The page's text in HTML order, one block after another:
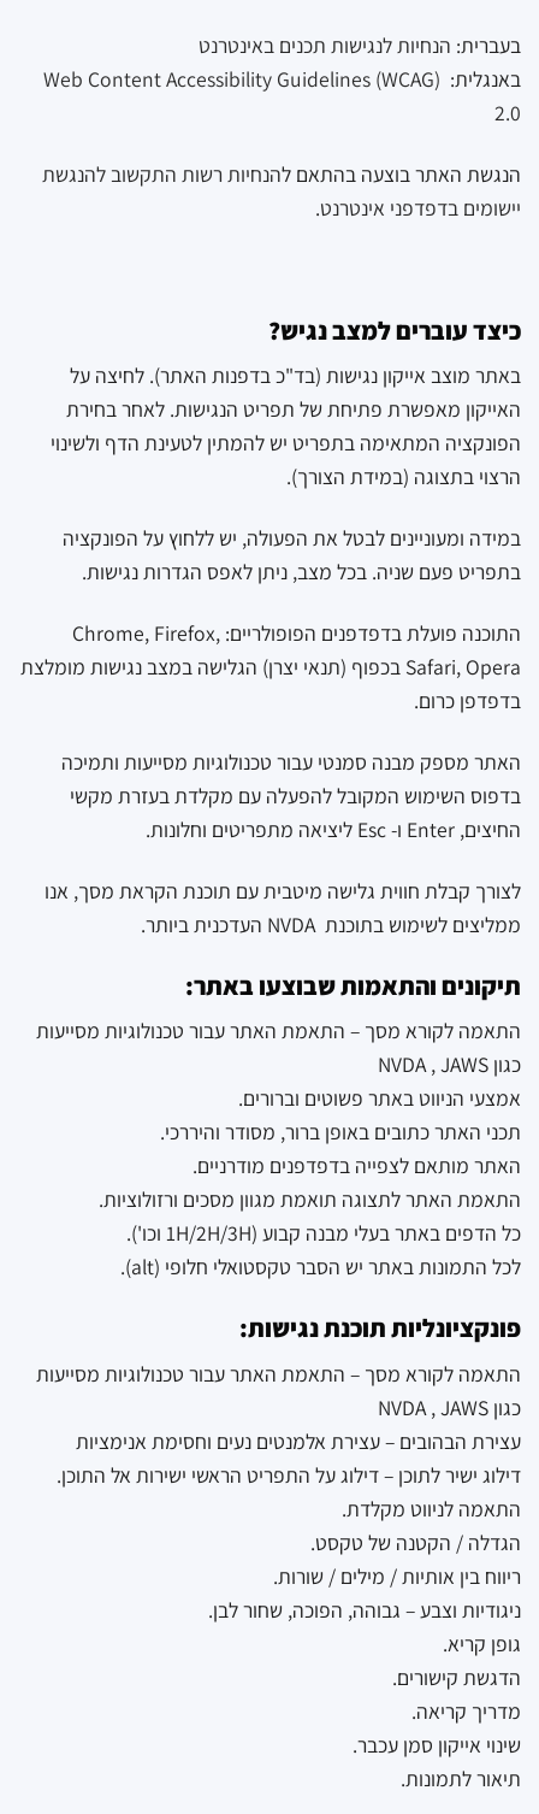
בעברית: הנחיותלנגישות תכנים באינטרנט
באנגלית: Web Content Accessibility Guidelines (WCAG)
2.0
הנגשת האתר בוצעה בהתאם להנחיות רשות התקשובלהנגשת
יישומים בדפדפני אינטרנט.
כיצד עוברים למצב נגיש?
באתר מוצב אייקון נגישות (בד"כ בדפנות האתר). לחיצה על
האייקון מאפשרת פתיחת של תפריט הנגישות. לאחר בחירת
הפונקציה המתאימה בתפריט יש להמתין לטעינת הדף ולשינוי
הרצוי בתצוגה (במידת הצורך).
במידה ומעוניינים לבטל את הפעולה, יש ללחוץ על הפונקציה
בתפריט פעם שניה. בכל מצב, ניתן לאפס הגדרות נגישות.
התוכנה פועלת בדפדפנים הפופולריים: Chrome, Firefox,
Safari, Opera בכפוף (תנאי יצרן) הגלישה במצב נגישות מומלצת
בדפדפן כרום.
האתר מספק מבנה סמנטי עבור טכנולוגיות מסייעות ותמיכה
בדפוס השימוש המקובל להפעלה עם מקלדת בעזרת מקשי
החיצים, Enter ו- Esc ליציאה מתפריטים וחלונות.
לצורך קבלת חווית גלישה מיטבית עם תוכנת הקראת מסך, אנו
ממליצים לשימוש בתוכנת NVDA העדכנית ביותר.
תיקונים והתאמות שבוצעו באתר:
התאמה לקורא מסך – התאמת האתר עבור טכנולוגיות מסייעות
כגון NVDA , JAWS
אמצעי הניווט באתר פשוטים וברורים.
תכני האתר כתובים באופן ברור, מסודר והיררכי.
האתר מותאם לצפייה בדפדפנים מודרניים.
התאמת האתר לתצוגה תואמת מגוון מסכים ורזולוציות.
כל הדפים באתר בעלי מבנה קבוע (1H/2H/3H וכו').
לכל התמונות באתר יש הסבר טקסטואלי חלופי (alt).
פונקציונליות תוכנת נגישות:
התאמה לקורא מסך – התאמת האתר עבור טכנולוגיות מסייעות
כגון NVDA , JAWS
עצירת הבהובים – עצירת אלמנטים נעים וחסימת אנימציות
דילוג ישיר לתוכן – דילוג על התפריט הראשי ישירות אל התוכן.
התאמה לניווט מקלדת.
הגדלה / הקטנה של טקסט.
ריווח בין אותיות / מילים / שורות.
ניגודיות וצבע – גבוהה, הפוכה, שחור לבן.
גופן קריא.
הדגשת קישורים.
מדריך קריאה.
שינוי אייקון סמן עכבר.
תיאור לתמונות.